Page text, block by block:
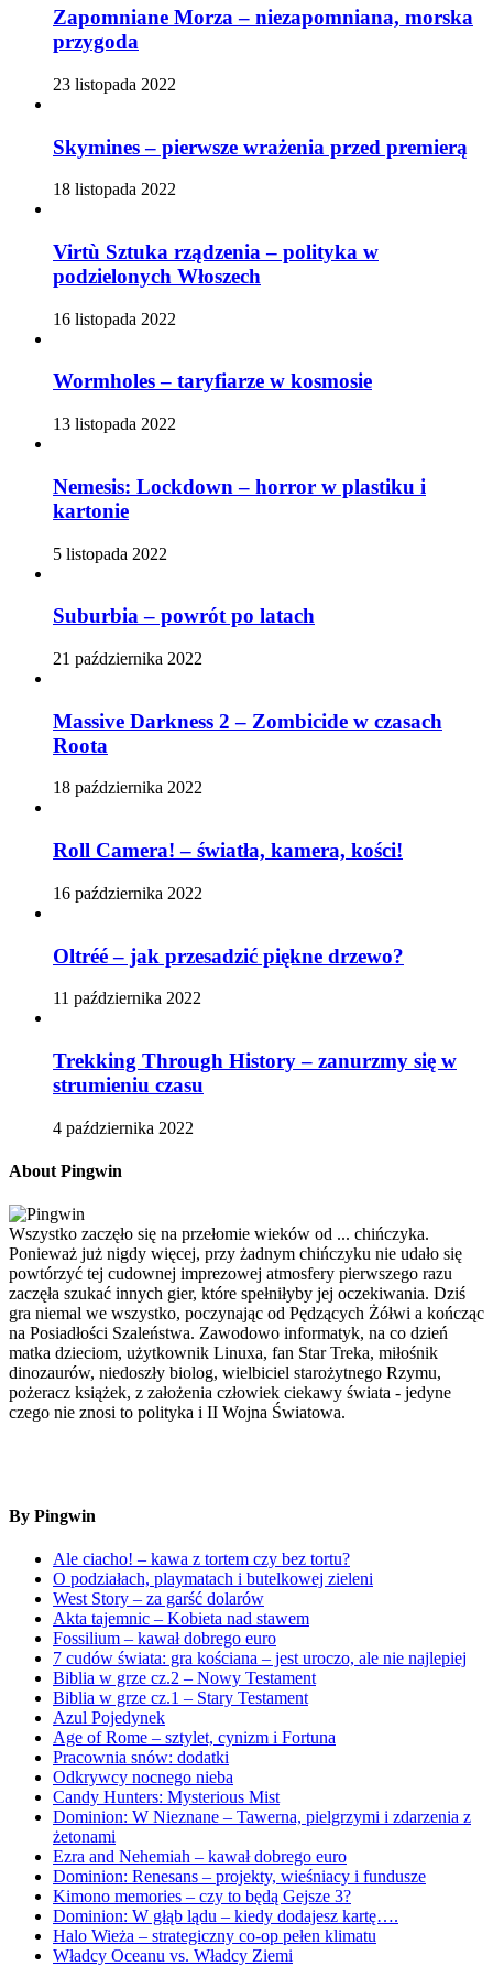
Zapomniane Morza – niezapomniana, morska
przygoda
23 listopada 2022
Skymines – pierwsze wrażenia przed premierą
18 listopada 2022
Virtù Sztuka rządzenia – polityka w
podzielonych Włoszech
16 listopada 2022
Wormholes – taryfiarze w kosmosie
13 listopada 2022
Nemesis: Lockdown – horror w plastiku i
kartonie
5 listopada 2022
Suburbia – powrót po latach
21 października 2022
Massive Darkness 2 – Zombicide w czasach
Roota
18 października 2022
Roll Camera! – światła, kamera, kości!
16 października 2022
Oltréé – jak przesadzić piękne drzewo?
11 października 2022
Trekking Through History – zanurzmy się w
strumieniu czasu
4 października 2022
About Pingwin
Wszystko zaczęło się na przełomie wieków od ... chińczyka.
Ponieważ już nigdy więcej, przy żadnym chińczyku nie udało się
powtórzyć tej cudownej imprezowej atmosfery pierwszego razu
zaczęła szukać innych gier, które spełniłyby jej oczekiwania. Dziś
gra niemal we wszystko, poczynając od Pędzących Żółwi a kończąc
na Posiadłości Szaleństwa. Zawodowo informatyk, na co dzień
matka dzieciom, użytkownik Linuxa, fan Star Treka, miłośnik
dinozaurów, niedoszły biolog, wielbiciel starożytnego Rzymu,
pożeracz książek, z założenia człowiek ciekawy świata - jedyne
czego nie znosi to polityka i II Wojna Światowa.
By Pingwin
Ale ciacho! – kawa z tortem czy bez tortu?
O podziałach, playmatach i butelkowej zieleni
West Story – za garść dolarów
Akta tajemnic – Kobieta nad stawem
Fossilium – kawał dobrego euro
7 cudów świata: gra kościana – jest uroczo, ale nie najlepiej
Biblia w grze cz.2 – Nowy Testament
Biblia w grze cz.1 – Stary Testament
Azul Pojedynek
Age of Rome – sztylet, cynizm i Fortuna
Pracownia snów: dodatki
Odkrywcy nocnego nieba
Candy Hunters: Mysterious Mist
Dominion: W Nieznane – Tawerna, pielgrzymi i zdarzenia z
żetonami
Ezra and Nehemiah – kawał dobrego euro
Dominion: Renesans – projekty, wieśniacy i fundusze
Kimono memories – czy to będą Gejsze 3?
Dominion: W głąb lądu – kiedy dodajesz kartę….
Halo Wieża – strategiczny co-op pełen klimatu
Władcy Oceanu vs. Władcy Ziemi